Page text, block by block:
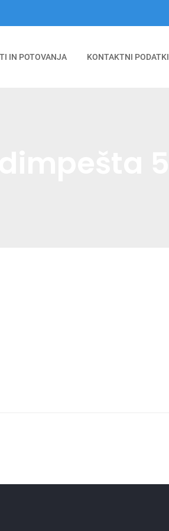
IN POTOVANJA KONTAKTNI PODATKI